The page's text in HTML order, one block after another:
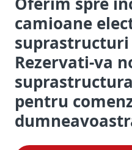
camioane
suprastructuri
Rezervati-va
pentru